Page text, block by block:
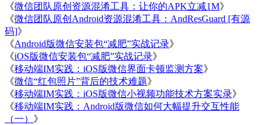
《微信团队原创资源混淆工具：让你的APK立减1M》
《微信团队原创Android资源混淆工具：AndResGuard [有源
码]》
《Android版微信安装包“减肥”实战记录》
《iOS版微信安装包“减肥”实战记录》
《移动端IM实践：iOS版微信界面卡顿监测方案》
《微信“红包照片”背后的技术难题》
《移动端IM实践：iOS版微信小视频功能技术方案实录》
《移动端IM实践：Android版微信如何大幅提升交互性能
（一） 》